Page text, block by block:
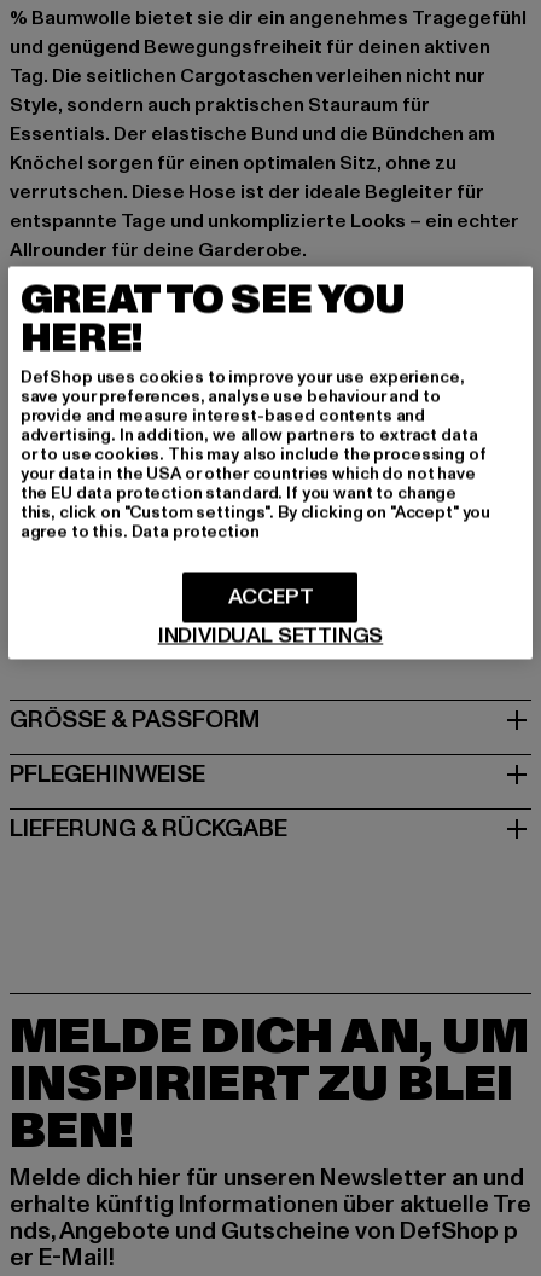
% Baumwolle bietet sie dir ein angenehmes Tragegefühl
und genügend Bewegungsfreiheit für deinen aktiven
Tag. Die seitlichen Cargotaschen verleihen nicht nur
Style, sondern auch praktischen Stauraum für
Essentials. Der elastische Bund und die Bündchen am
Knöchel sorgen für einen optimalen Sitz, ohne zu
verrutschen. Diese Hose ist der ideale Begleiter für
entspannte Tage und unkomplizierte Looks – ein echter
Allrounder für deine Garderobe.
Anlass: Alltag, Bequem, Casual, Basic
Verschlussarten: Reißverschluss, Kordelzug
Schnitt: Locker
Marke: Urban Classics
Kat.: Cargohosen
Farbe: olive
Hersteller Farbe: olive
Materialzusammensetzung: 100% Baumwolle
Art.Nr: TB1268-00176
Hersteller: TB International GmbH |info@tbint.de
Dr.-Robert-Murjahn-Straße 7 | 64372 Ober-Ramstadt |
GRÖSSE & PASSFORM
PFLEGEHINWEISE
LIEFERUNG & RÜCKGABE
MELDE DICH AN, UM
INSPIRIERT ZU BLEI
BEN!
Melde dich hier für unseren Newsletter an und
erhalte künftig Informationen über aktuelle Tre
nds, Angebote und Gutscheine von DefShop p
er E-Mail!
GREAT TO SEE YOU
HERE!
DefShop uses cookies to improve your use experience,
save your preferences, analyse use behaviour and to
provide and measure interest-based contents and
advertising. In addition, we allow partners to extract data
or to use cookies. This may also include the processing of
your data in the USA or other countries which do not have
the EU data protection standard. If you want to change
this, click on "Custom settings". By clicking on "Accept" you
agree to this. Data protection
INDIVIDUAL SETTINGS
ACCEPT